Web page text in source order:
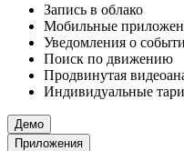
Запись в облако
Мобильные
Уведомления о
Поиск по движению
Продвинутая
Индивидуальные
Демо
Приложения